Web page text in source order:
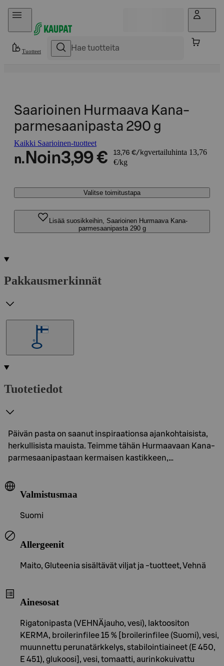
Hyppää sisältöön
Tuotteet
Saarioinen Hurmaava Kana-
parmesaanipasta 290 g
Kaikki Saarioinen-tuotteet
n. Noin3,99 € 13,76 €/kgvertailuhinta 13,76
€/kg
Valitse toimitustapa
Lisää suosikkeihin, Saarioinen Hurmaava Kana-
parmesaanipasta 290 g
Pakkausmerkinnät
Tuotetiedot
Päivän pasta on saanut inspiraationsa ajankohtaisista,
herkullisista mauista. Teimme tähän Hurmaavaan Kana-
parmesaanipastaan kermaisen kastikkeen,…
Valmistusmaa
Suomi
Allergeenit
Maito, Gluteenia sisältävät viljat ja -tuotteet, Vehnä
Ainesosat
Rigatonipasta (VEHNÄjauho, vesi), laktoositon
KERMA, broilerinfilee 15 % [broilerinfilee (Suomi), vesi,
muunnettu perunatärkkelys, stabilointiaineet (E 450,
E 451), glukoosi], vesi, tomaatti, aurinkokuivattu